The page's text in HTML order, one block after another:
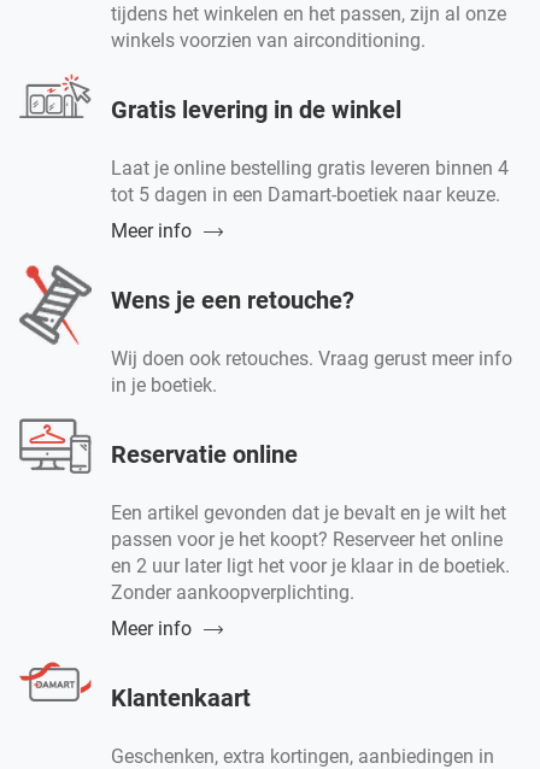
tijdens het winkelen en het passen, zijn al onze
winkels voorzien van airconditioning.
Gratis levering in de winkel
Laat je online bestelling gratis leveren binnen 4
tot 5 dagen in een Damart-boetiek naar keuze.
Meer info
Wens je een retouche?
Wij doen ook retouches. Vraag gerust meer info
in je boetiek.
Reservatie online
Een artikel gevonden dat je bevalt en je wilt het
passen voor je het koopt? Reserveer het online
en 2 uur later ligt het voor je klaar in de boetiek.
Zonder aankoopverplichting.
Meer info
Klantenkaart
Geschenken, extra kortingen, aanbiedingen in